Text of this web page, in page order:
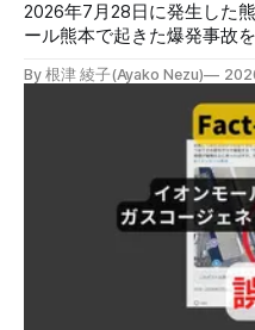
2026年7月28日に発生した
ール熊本で起きた爆発事故
LPガスに着火した可能性に
明です。イオンは8月5日、
会を設置すると発表しました。 検証対象 拡散した言
年8月2日、イオンモール熊
張する投稿がＸで拡散した。 検証する理由 8月5日現在
稿は600回以上リポストされ
の情報の拡散量を調べるた
「爆発」「テロ」など複数
シャル分析ツール
までに約9900件あった(例
れらの投稿は根拠を示して
By 根津 綾子(Ayako Nezu)